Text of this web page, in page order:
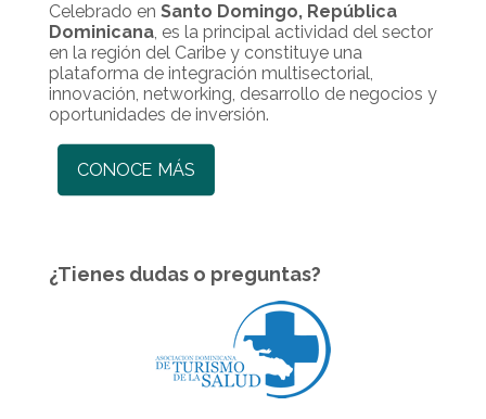
Celebrado en Santo Domingo, República
Dominicana, es la principal actividad del sector
en la región del Caribe y constituye una
plataforma de integración multisectorial,
innovación, networking, desarrollo de negocios y
oportunidades de inversión.
CONOCE MÁS
¿Tienes dudas o preguntas?